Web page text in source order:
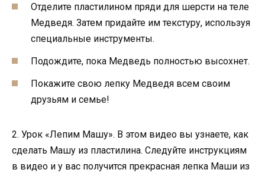
Отделите пластилином пряди для шерсти на теле
Медведя. Затем придайте им текстуру, используя
специальные инструменты.
Подождите, пока Медведь полностью высохнет.
Покажите свою лепку Медведя всем своим
друзьям и семье!
2. Урок «Лепим Машу». В этом видео вы узнаете, как
сделать Машу из пластилина. Следуйте инструкциям
в видео и у вас получится прекрасная лепка Маши из